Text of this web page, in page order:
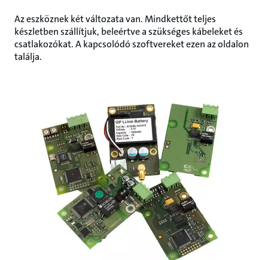
Az eszköznek két változata van. Mindkettőt teljes
készletben szállítjuk, beleértve a szükséges kábeleket és
csatlakozókat. A kapcsolódó szoftvereket ezen az oldalon
találja.